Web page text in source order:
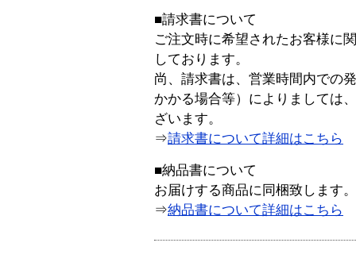
■請求書について
ご注文時に希望されたお客様に
しております。
尚、請求書は、営業時間内での
かかる場合等）によりましては
ざいます。
⇒請求書について詳細はこちら
■納品書について
お届けする商品に同梱致します。
⇒納品書について詳細はこちら